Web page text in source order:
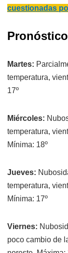
cuestionadas
Martes:
temperatura,
17º
Miércoles:
temperatura,
Mínima: 18º
Jueves:
temperatura,
Mínima: 17º
Viernes:
poco cambio de